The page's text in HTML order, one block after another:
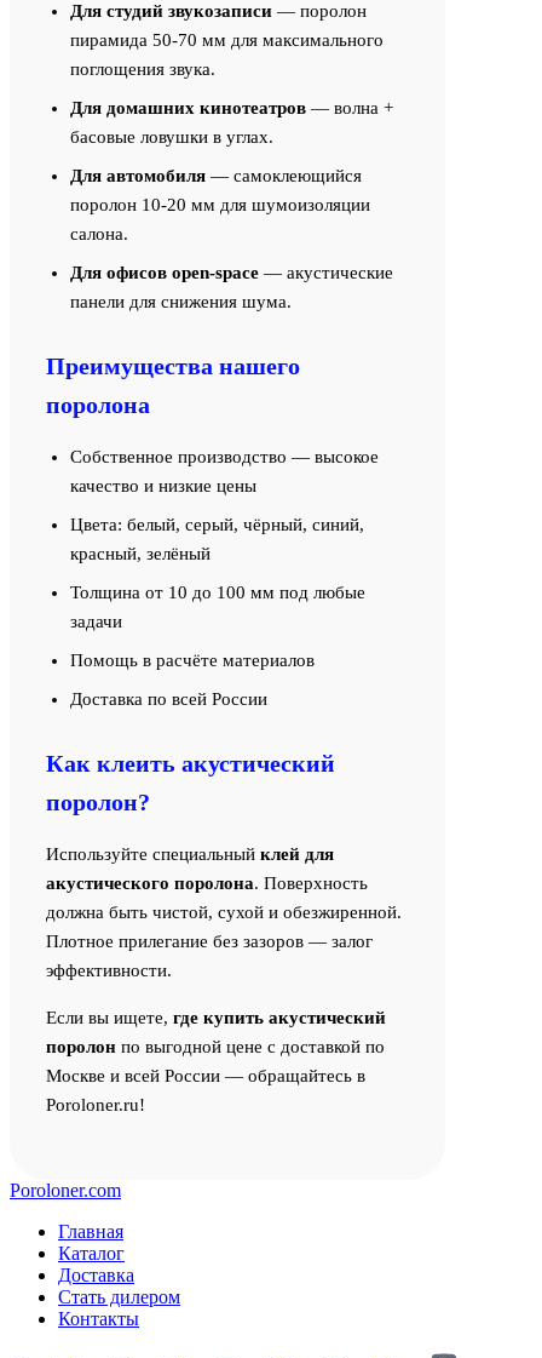
Для студий звукозаписи — поролон
пирамида 50-70 мм для максимального
поглощения звука.
Для домашних кинотеатров — волна +
басовые ловушки в углах.
Для автомобиля — самоклеющийся
поролон 10-20 мм для шумоизоляции
салона.
Для офисов open-space — акустические
панели для снижения шума.
Преимущества нашего
поролона
Собственное производство — высокое
качество и низкие цены
Цвета: белый, серый, чёрный, синий,
красный, зелёный
Толщина от 10 до 100 мм под любые
задачи
Помощь в расчёте материалов
Доставка по всей России
Как клеить акустический
поролон?
Используйте специальный клей для
акустического поролона. Поверхность
должна быть чистой, сухой и обезжиренной.
Плотное прилегание без зазоров — залог
эффективности.
Если вы ищете, где купить акустический
поролон по выгодной цене с доставкой по
Москве и всей России — обращайтесь в
Poroloner.ru!
Poroloner.com
Главная
Каталог
Доставка
Стать дилером
Контакты